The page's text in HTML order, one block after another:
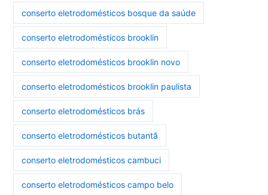
conserto eletrodomésticos bosque da saúde
conserto eletrodomésticos brooklin
conserto eletrodomésticos brooklin novo
conserto eletrodomésticos brooklin paulista
conserto eletrodomésticos brás
conserto eletrodomésticos butantã
conserto eletrodomésticos cambuci
conserto eletrodomésticos campo belo